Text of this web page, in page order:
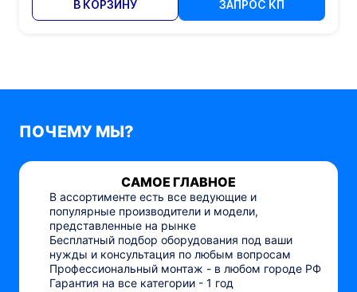
В КОРЗИНУ ЗАПРОС КП
ПОЧЕМУ МЫ?
САМОЕ ГЛАВНОЕ
В ассортименте есть все ведующие и
популярные производители и модели,
представленные на рынке
Бесплатный подбор оборудования под ваши
нужды и консультация по любым вопросам
Профессиональный монтаж - в любом городе РФ
Гарантия на все категории - 1 год